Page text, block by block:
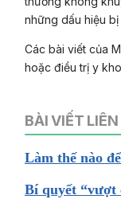
những dấu hiệu
Các bài viết của
hoặc điều trị y
BÀI VIẾT
Làm thế nào
Bí quyết “vượt